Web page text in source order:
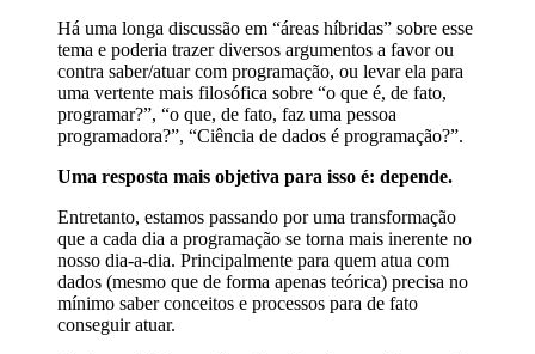
Há uma longa discussão em “áreas híbridas” sobre esse
tema e poderia trazer diversos argumentos a favor ou
contra saber/atuar com programação, ou levar ela para
uma vertente mais filosófica sobre “o que é, de fato,
programar?”, “o que, de fato, faz uma pessoa
programadora?”, “Ciência de dados é programação?”.
Uma resposta mais objetiva para isso é: depende.
Entretanto, estamos passando por uma transformação
que a cada dia a programação se torna mais inerente no
nosso dia-a-dia. Principalmente para quem atua com
dados (mesmo que de forma apenas teórica) precisa no
mínimo saber conceitos e processos para de fato
conseguir atuar.